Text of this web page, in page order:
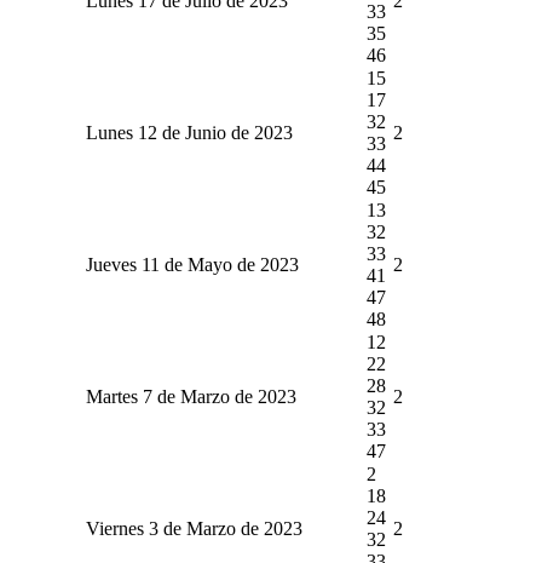
33
35
46
Lunes 12 de Junio de 2023
15
17
32
33
44
45
2
Jueves 11 de Mayo de 2023
13
32
33
41
47
48
2
Martes 7 de Marzo de 2023
12
22
28
32
33
47
2
Viernes 3 de Marzo de 2023
2
18
24
32
2